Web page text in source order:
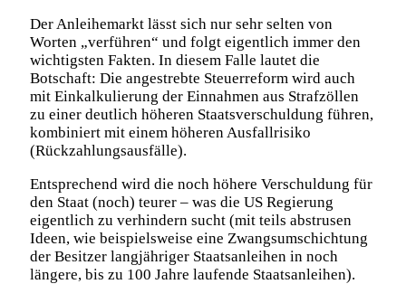
Der Anleihemarkt lässt sich nur sehr selten von
Worten „verführen“ und folgt eigentlich immer den
wichtigsten Fakten. In diesem Falle lautet die
Botschaft: Die angestrebte Steuerreform wird auch
mit Einkalkulierung der Einnahmen aus Strafzöllen
zu einer deutlich höheren Staatsverschuldung führen,
kombiniert mit einem höheren Ausfallrisiko
(Rückzahlungsausfälle).
Entsprechend wird die noch höhere Verschuldung für
den Staat (noch) teurer – was die US Regierung
eigentlich zu verhindern sucht (mit teils abstrusen
Ideen, wie beispielsweise eine Zwangsumschichtung
der Besitzer langjähriger Staatsanleihen in noch
längere, bis zu 100 Jahre laufende Staatsanleihen).